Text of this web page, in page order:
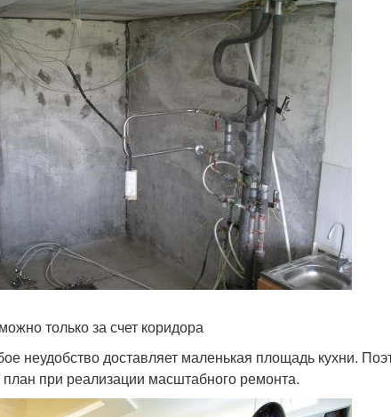
только за счет коридора
неудобство доставляет маленькая площадь кухни.
при реализации масштабного ремонта.